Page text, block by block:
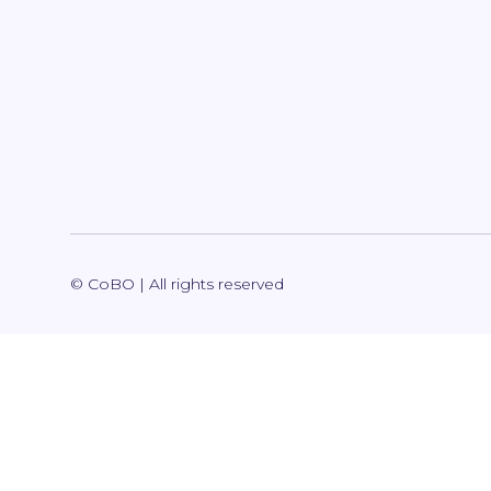
© CoBO | All rights reserved